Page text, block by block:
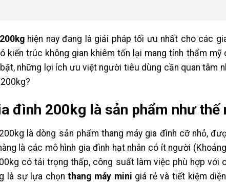
hiện nay đang là giải pháp tối ưu nhất cho các
kiến trúc không gian khiêm tốn lại mang tính thẩm mỹ
những lợi ích ưu việt người tiêu dùng cần quan tâm
đình 200kg là sản phẩm như thế
200kg là dòng sản phẩm thang máy gia đình cỡ nhỏ,
là các mô hình gia đình hạt nhân có ít người
có tải trọng thấp, công suất làm việc phù hợp với
là sự lựa chọn thang máy mini giá rẻ và tiết kiệm